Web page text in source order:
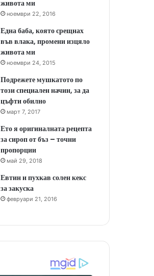
живота ми
ноември 22, 2016
Една баба, която срещнах
във влака, промени изцяло
живота ми
ноември 24, 2015
Подрежете мушкатото по
този специален начин, за да
цъфти обилно
март 7, 2017
Ето я оригиналната рецепта
за сироп от бъз – точни
пропорции
май 29, 2018
Евтин и пухкав солен кекс
за закуска
февруари 21, 2016